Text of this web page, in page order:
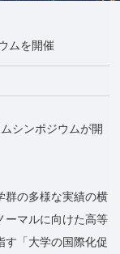
ムを開催
シンポジウムが開
の多様な実績の横
ーマルに向けた高等
す「大学の国際化促